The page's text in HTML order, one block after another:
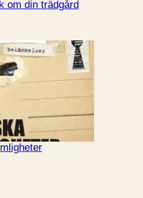
om din trädgård